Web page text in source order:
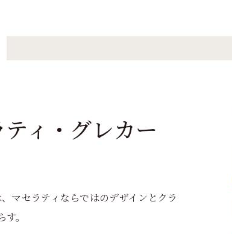
ィ・グレカー
マセラティならではのデザインとクラ
。